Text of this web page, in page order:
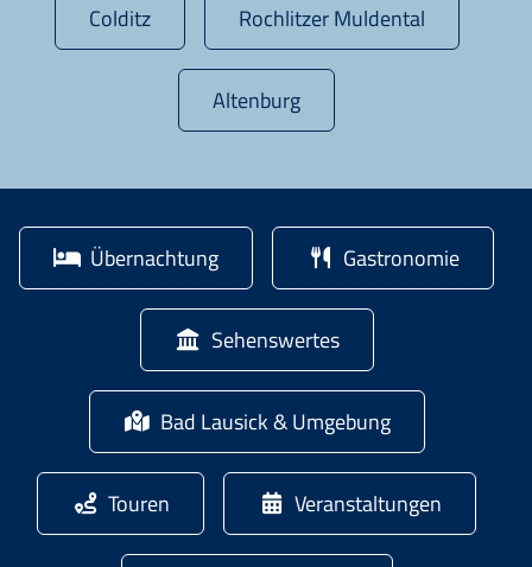
Colditz Rochlitzer Muldental
Altenburg
Übernachtung Gastronomie
Sehenswertes
Bad Lausick & Umgebung
Touren Veranstaltungen